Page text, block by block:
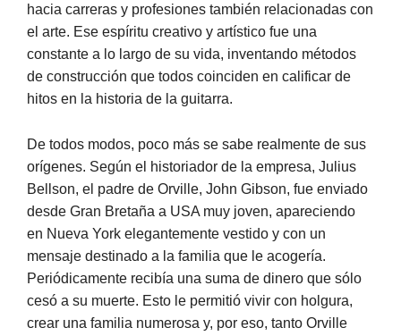
hacia carreras y profesiones también relacionadas con
el arte. Ese espíritu creativo y artístico fue una
constante a lo largo de su vida, inventando métodos
de construcción que todos coinciden en calificar de
hitos en la historia de la guitarra.
De todos modos, poco más se sabe realmente de sus
orígenes. Según el historiador de la empresa, Julius
Bellson, el padre de Orville, John Gibson, fue enviado
desde Gran Bretaña a USA muy joven, apareciendo
en Nueva York elegantemente vestido y con un
mensaje destinado a la familia que le acogería.
Periódicamente recibía una suma de dinero que sólo
cesó a su muerte. Esto le permitió vivir con holgura,
crear una familia numerosa y, por eso, tanto Orville